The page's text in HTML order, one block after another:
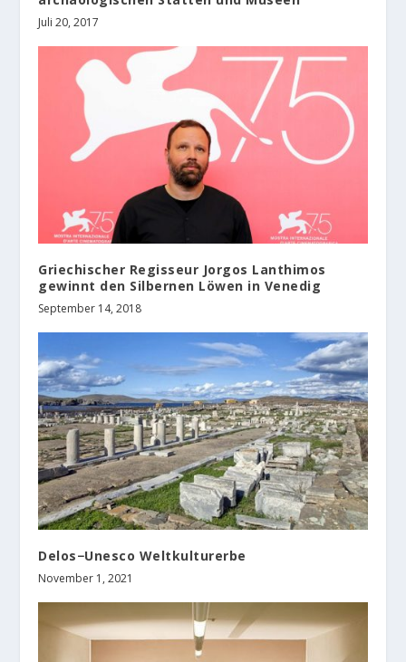
Juli 20, 2017
Griechischer Regisseur Jorgos Lanthimos
gewinnt den Silbernen Löwen in Venedig
September 14, 2018
Delos−Unesco Weltkulturerbe
November 1, 2021